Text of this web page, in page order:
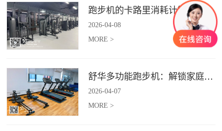
跑步机的卡路里消耗计算准确吗？
2026-04-08
MORE >
舒华多功能跑步机：解锁家庭健身新体验（体楷体育）
2026-04-07
MORE >